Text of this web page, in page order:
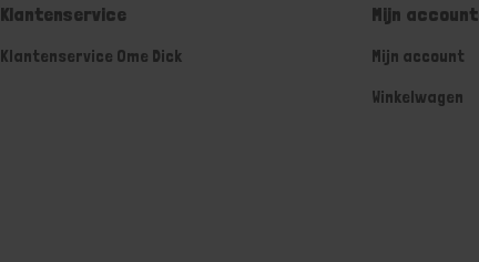
Klantenservice
Klantenservice Ome Dick
Mijn account
Mijn account
Winkelwagen